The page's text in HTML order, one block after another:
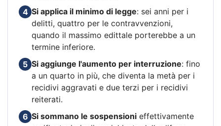
4 Si applica il minimo di legge: sei anni per i
delitti, quattro per le contravvenzioni,
quando il massimo edittale porterebbe a un
termine inferiore.
5 Si aggiunge l'aumento per interruzione: fino
a un quarto in più, che diventa la metà per i
recidivi aggravati e due terzi per i recidivi
reiterati.
6 Si sommano le sospensioni effettivamente